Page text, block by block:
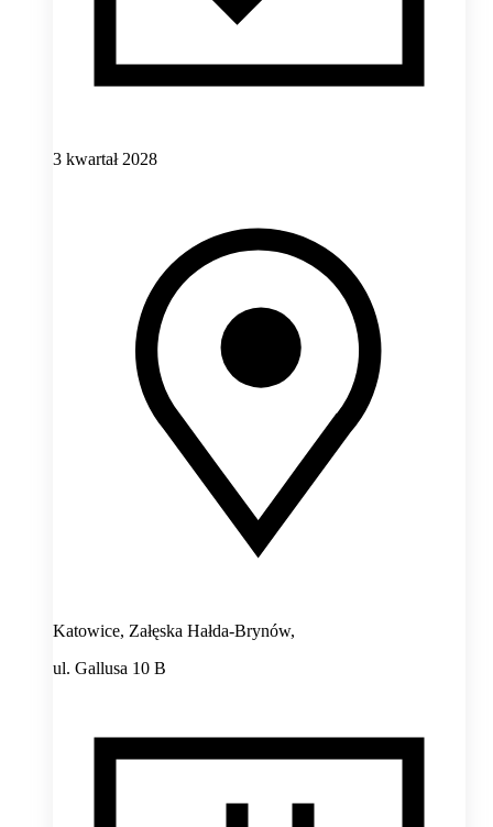
3 kwartał 2028
Katowice, Załęska Hałda-Brynów,
ul. Gallusa 10 B